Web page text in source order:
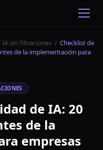
sin filtraciones / Checklist de
de la implementación para
de IA: 20
de la
empresas